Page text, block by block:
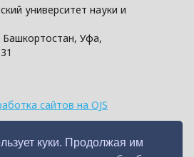
куки. Продолжая им
университет науки и
Башкортостан, Уфа,
сайтов на OJS